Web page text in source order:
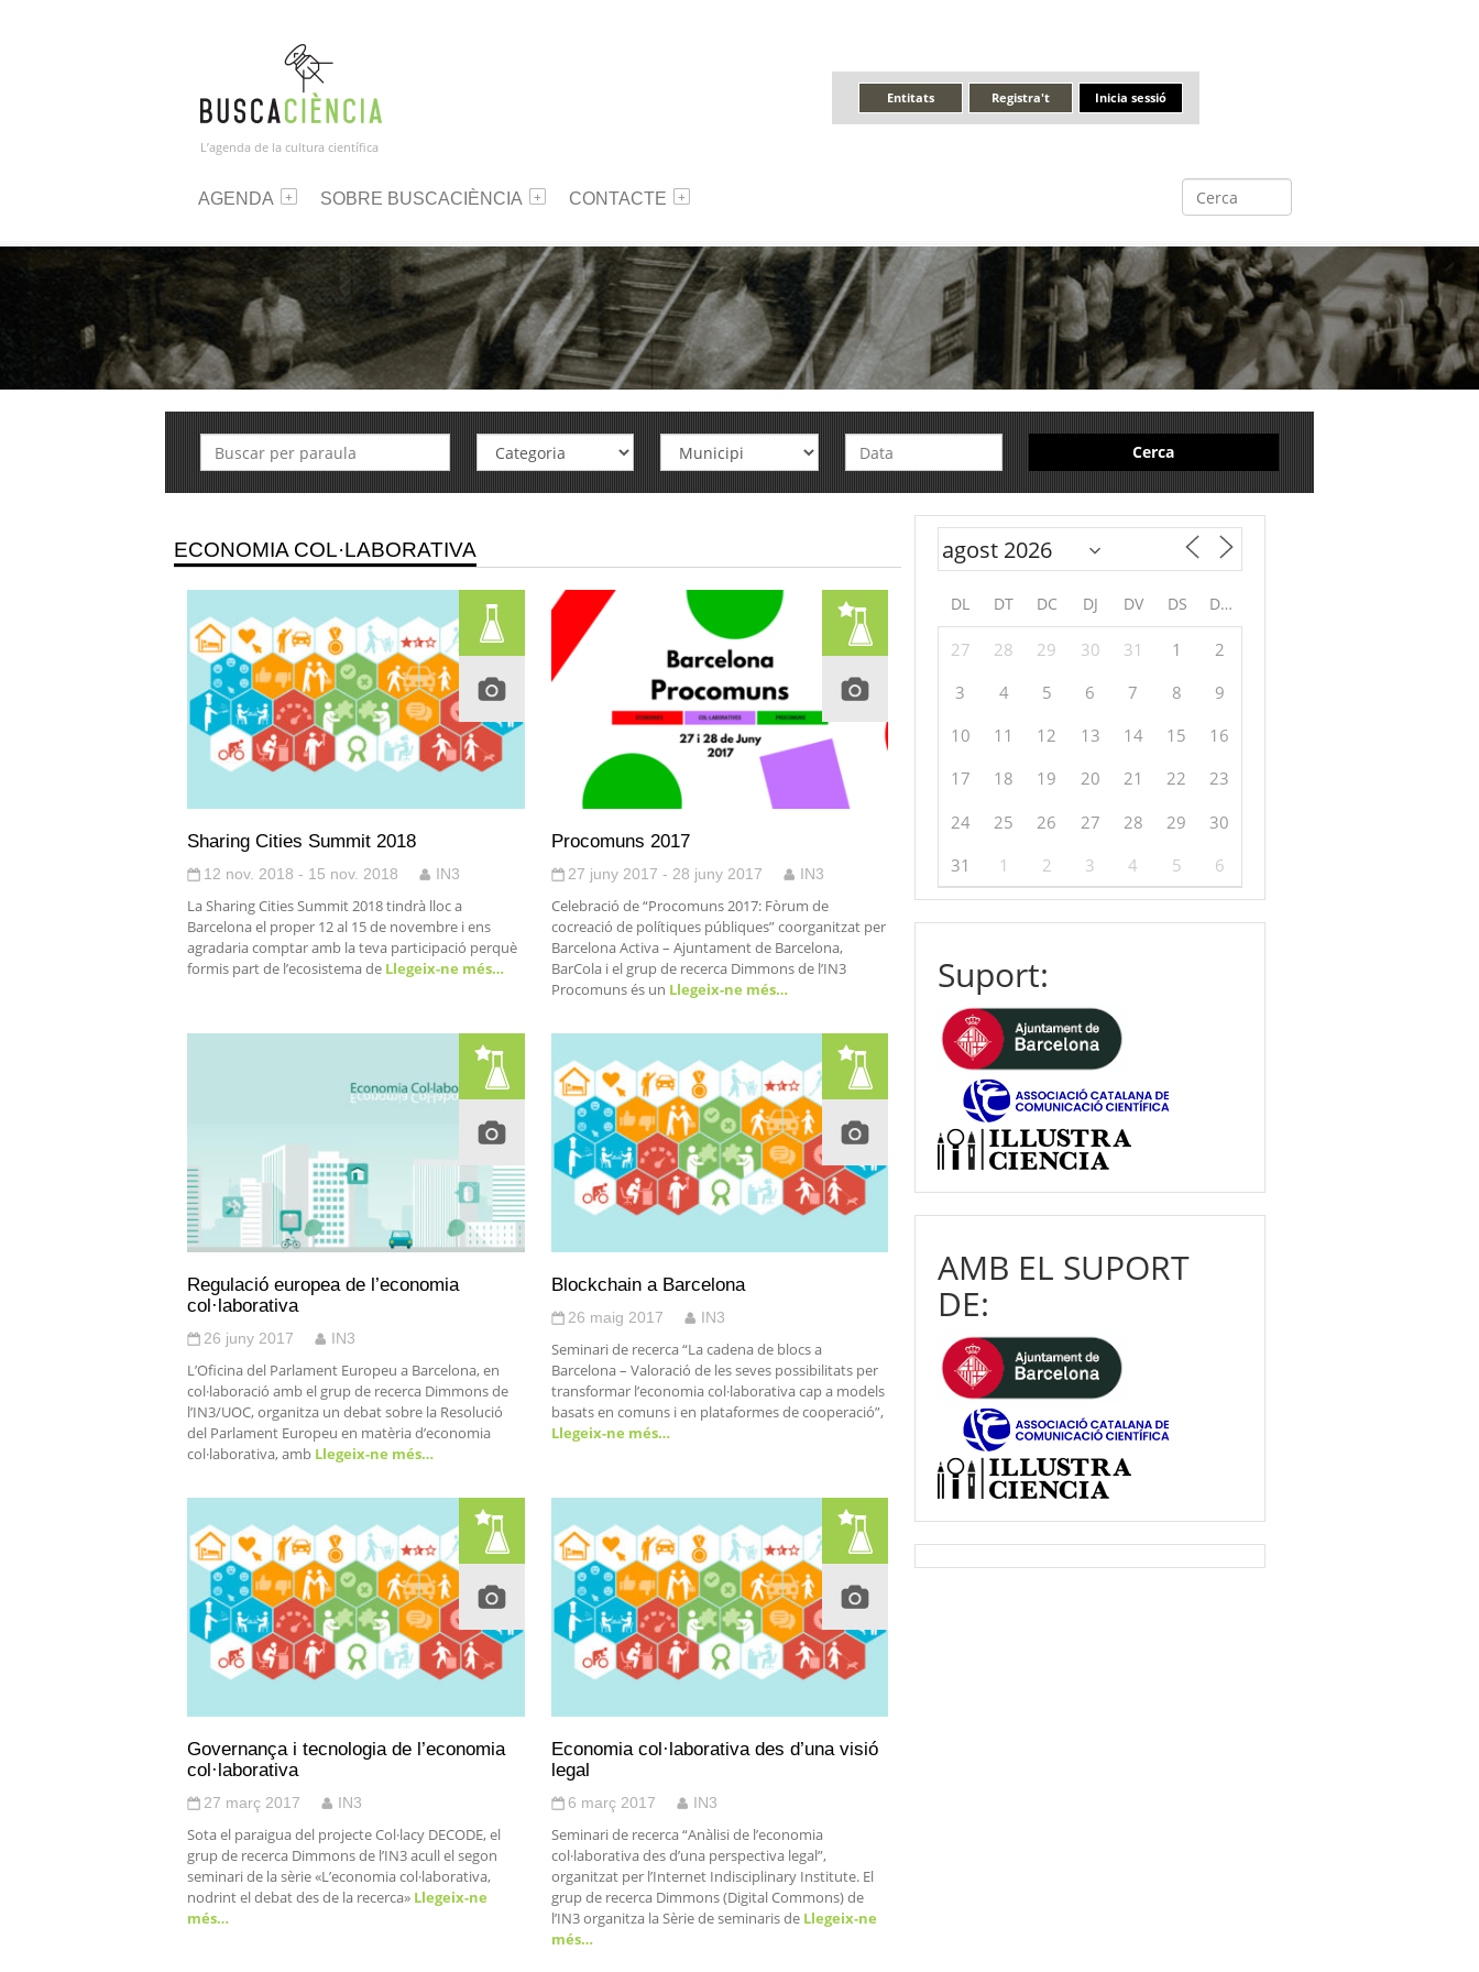
L’agenda de la cultura científica
Inicia sessió
Registra't
Entitats
AGENDA SOBRE BUSCACIÈNCIA CONTACTE
Cerca
ECONOMIA COL·LABORATIVA
Sharing Cities Summit 2018
12 nov. 2018 - 15 nov. 2018 IN3
La Sharing Cities Summit 2018 tindrà lloc a
Barcelona el proper 12 al 15 de novembre i ens
agradaria comptar amb la teva participació perquè
formis part de l’ecosistema de Llegeix-ne més…
Procomuns 2017
27 juny 2017 - 28 juny 2017 IN3
Celebració de “Procomuns 2017: Fòrum de
cocreació de polítiques públiques” coorganitzat per
Barcelona Activa – Ajuntament de Barcelona,
BarCola i el grup de recerca Dimmons de l’IN3
Procomuns és un Llegeix-ne més…
Regulació europea de l’economia
col·laborativa
26 juny 2017 IN3
L’Oficina del Parlament Europeu a Barcelona, en
col·laboració amb el grup de recerca Dimmons de
l’IN3/UOC, organitza un debat sobre la Resolució
del Parlament Europeu en matèria d’economia
col·laborativa, amb Llegeix-ne més…
Blockchain a Barcelona
26 maig 2017 IN3
Seminari de recerca “La cadena de blocs a
Barcelona – Valoració de les seves possibilitats per
transformar l’economia col·laborativa cap a models
basats en comuns i en plataformes de cooperació”,
Llegeix-ne més…
Governança i tecnologia de l’economia
col·laborativa
27 març 2017 IN3
Sota el paraigua del projecte Col·lacy DECODE, el
grup de recerca Dimmons de l’IN3 acull el segon
seminari de la sèrie «L’economia col·laborativa,
nodrint el debat des de la recerca» Llegeix-ne
més…
Economia col·laborativa des d’una visió
legal
6 març 2017 IN3
Seminari de recerca “Anàlisi de l’economia
col·laborativa des d’una perspectiva legal”,
organitzat per l’Internet Indisciplinary Institute. El
grup de recerca Dimmons (Digital Commons) de
l’IN3 organitza la Sèrie de seminaris deLlegeix-ne
més…
DL DT DC DJ DV DS DG
27 28 29 30 31 1
2
3
4 5 6 7 8
9
10
11 12 13 14 15
16
17
18 19 20 21 22
23
24
25 26 27 28 29
30
31
1 2 3 4 5 6
Suport:
AMB EL SUPORT
DE: